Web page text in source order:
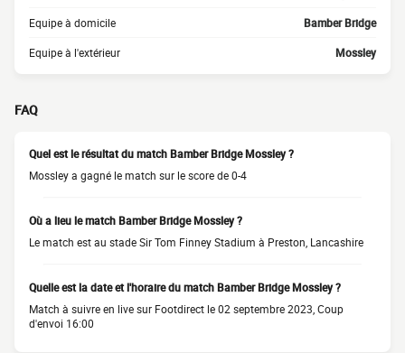
Equipe à domicile Bamber Bridge
Equipe à l'extérieur Mossley
FAQ
Quel est le résultat du match Bamber Bridge Mossley ?
Mossley a gagné le match sur le score de 0-4
Où a lieu le match Bamber Bridge Mossley ?
Le match est au stade Sir Tom Finney Stadium à Preston, Lancashire
Quelle est la date et l'horaire du match Bamber Bridge Mossley ?
Match à suivre en live sur Footdirect le 02 septembre 2023, Coup
d'envoi 16:00